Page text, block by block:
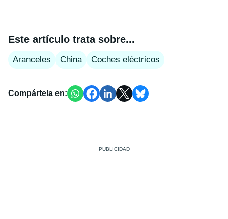
Este artículo trata sobre...
Aranceles China Coches eléctricos
Compártela en: